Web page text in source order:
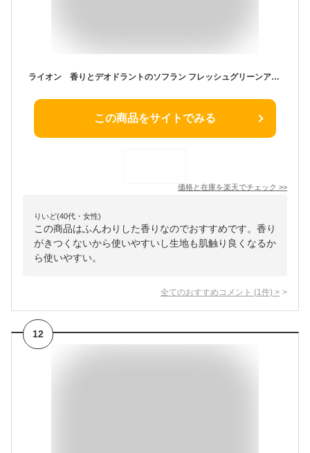
ライオン 香りとデオドラントのソフラン フレッシュグリーンアロマ 業務用 プレミアム消臭プラス 4L（詰替用）×3本／ケース
この商品をサイトでみる
価格と在庫を楽天でチェック >>
りいど(40代・女性)
この商品はふんわりした香りなのでおすすめです。香り
がきつくないから使いやすいし生地も肌触り良くなるか
ら使いやすい。
全てのおすすめコメント (1 件) >
12